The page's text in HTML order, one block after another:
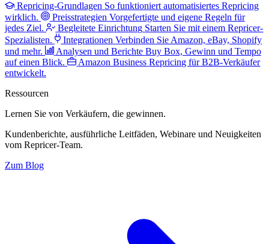
Repricing-Grundlagen So funktioniert automatisiertes Repricing
wirklich.
Preisstrategien Vorgefertigte und eigene Regeln für
jedes Ziel.
Begleitete Einrichtung Starten Sie mit einem Repricer-
Spezialisten.
Integrationen Verbinden Sie Amazon, eBay, Shopify
und mehr.
Analysen und Berichte Buy Box, Gewinn und Tempo
auf einen Blick.
Amazon Business Repricing für B2B-Verkäufer
entwickelt.
Ressourcen
Lernen Sie von Verkäufern, die gewinnen.
Kundenberichte, ausführliche Leitfäden, Webinare und Neuigkeiten
vom Repricer-Team.
Zum Blog